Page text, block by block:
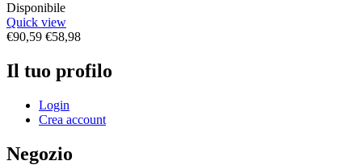
Disponibile
Quick view
€90,59 €58,98
Il tuo profilo
Login
Crea account
Negozio